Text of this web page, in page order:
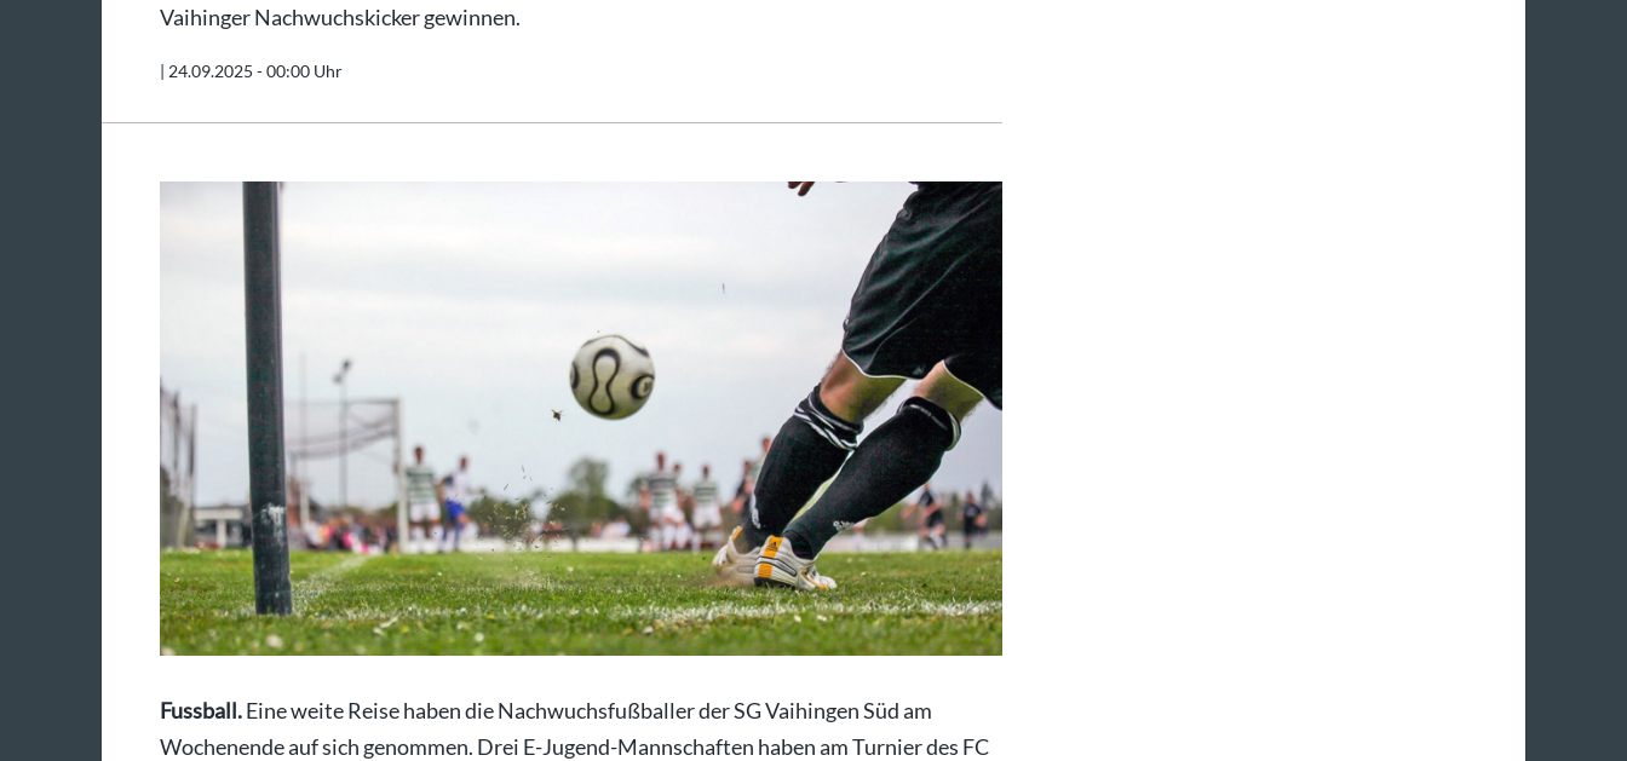
Vaihinger Nachwuchskicker gewinnen.
| 24.09.2025 - 00:00 Uhr
Fussball.Eine weite Reise haben die Nachwuchsfußballer der SG Vaihingen Süd am
Wochenende auf sich genommen. Drei E-Jugend-Mannschaften haben am Turnier des FC